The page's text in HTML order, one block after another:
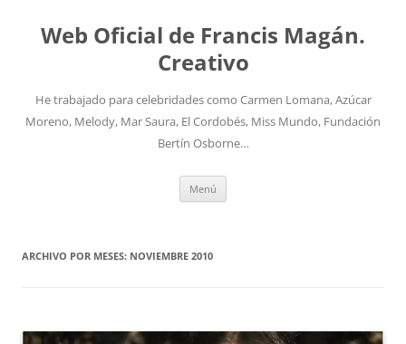
contenido
Web Oficial de Francis Magán.
Creativo
He trabajado para celebridades como Carmen Lomana, Azúcar
Moreno, Melody, Mar Saura, El Cordobés, Miss Mundo, Fundación
Bertín Osborne…
Menú
ARCHIVO POR MESES: NOVIEMBRE 2010